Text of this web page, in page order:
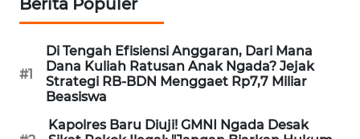
Berita Populer
#1
Di Tengah Efisiensi Anggaran, Dari Mana
Dana Kuliah Ratusan Anak Ngada? Jejak
Strategi RB-BDN Menggaet Rp7,7 Miliar
Beasiswa
Kapolres Baru Diuji! GMNI Ngada Desak
NEWS
GARONGGANG
NEWS
ID